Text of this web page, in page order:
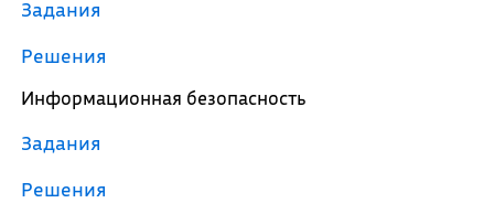
Задания
Решения
Информационная безопасность
Задания
Решения